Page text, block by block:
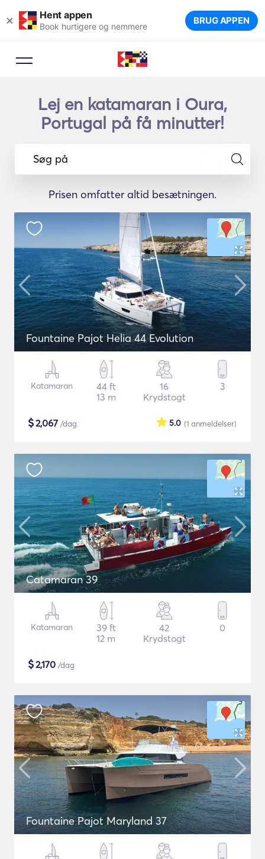
× Hent appen
Book hurtigere og nemmere BRUG APPEN
Lej en katamaran i Oura,
Portugal på få minutter!
Søg på
Prisen omfatter altid besætningen.
Fountaine Pajot Helia 44 Evolution
Katamaran
44 ft
13 m
16
Krydstogt
3
$2,067 /dag (1 anmeldelser)
5.0
Catamaran 39
Katamaran
39 ft
12 m
42
Krydstogt
0
$2,170 /dag
Fountaine Pajot Maryland 37